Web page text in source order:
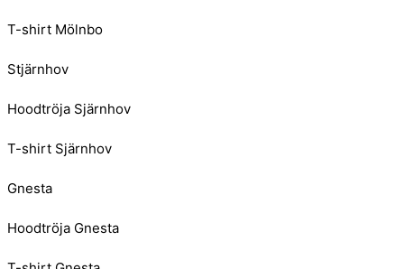
T-shirt Mölnbo
Stjärnhov
Hoodtröja Sjärnhov
T-shirt Sjärnhov
Gnesta
Hoodtröja Gnesta